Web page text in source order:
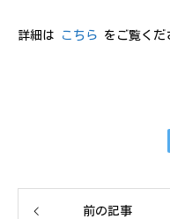
詳細は こちら をご覧くだ
前の記事